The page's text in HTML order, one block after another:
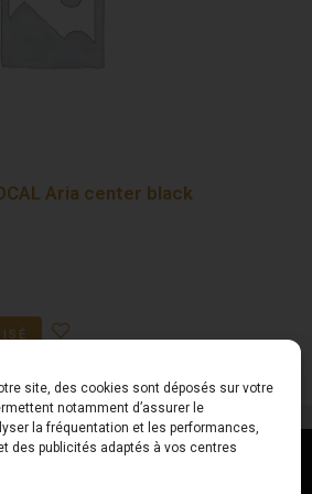
site, des cookies sont déposés sur votre
notamment d’assurer le
la fréquentation et les performances,
des publicités adaptés à vos centres
Aria center black